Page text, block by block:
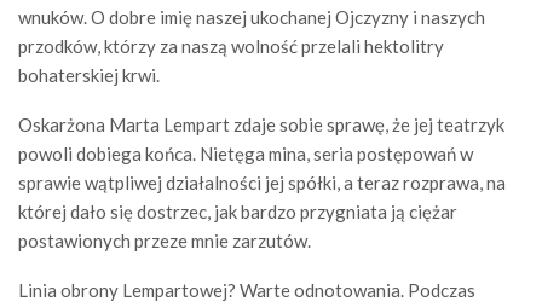
wnuków. O dobre imię naszej ukochanej Ojczyzny i naszych
przodków, którzy za naszą wolność przelali hektolitry
bohaterskiej krwi.
Oskarżona Marta Lempart zdaje sobie sprawę, że jej teatrzyk
powoli dobiega końca. Nietęga mina, seria postępowań w
sprawie wątpliwej działalności jej spółki, a teraz rozprawa, na
której dało się dostrzec, jak bardzo przygniata ją ciężar
postawionych przeze mnie zarzutów.
Linia obrony Lempartowej? Warte odnotowania. Podczas